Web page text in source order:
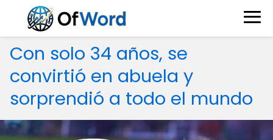
Con solo 34 años, se
convirtió en abuela y
sorprendió a todo el mundo